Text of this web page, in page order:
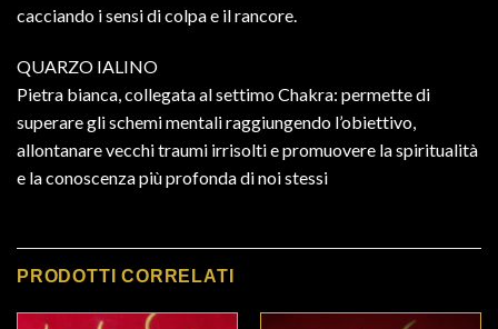
cacciando i sensi di colpa e il rancore.
QUARZO IALINO
Pietra bianca, collegata al settimo Chakra: permette di
superare gli schemi mentali raggiungendo l’obiettivo,
allontanare vecchi traumi irrisolti e promuovere la spiritualità
e la conoscenza più profonda di noi stessi
PRODOTTI CORRELATI